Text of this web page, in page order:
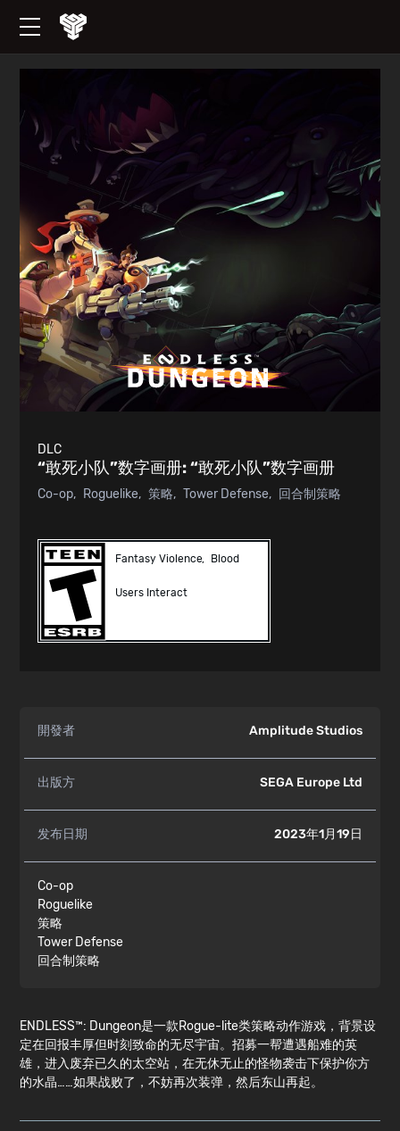
DLC
“敢死小队”数字画册:“敢死小队”数字画册
Co-op Roguelike 策略 Tower Defense 回合制策略
Fantasy Violence Blood
Users Interact
開發者 Amplitude Studios
出版方 SEGA Europe Ltd
发布日期 2023年1月19日
Co-op
Roguelike
策略
Tower Defense
回合制策略
ENDLESS™: Dungeon是一款Rogue-lite类策略动作游戏，背景设
定在回报丰厚但时刻致命的无尽宇宙。招募一帮遭遇船难的英
雄，进入废弃已久的太空站，在无休无止的怪物袭击下保护你方
的水晶……如果战败了，不妨再次装弹，然后东山再起。